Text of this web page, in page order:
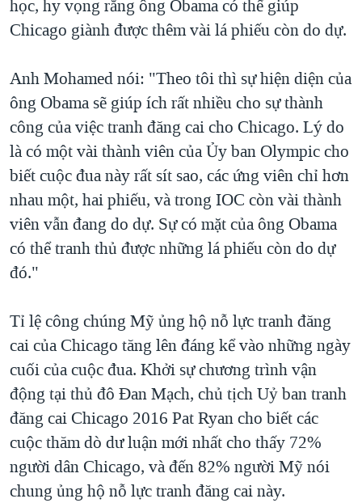
học, hy vọng rằng ông Obama có thể giúp
Chicago giành được thêm vài lá phiếu còn do dự.
Anh Mohamed nói: "Theo tôi thì sự hiện diện của
ông Obama sẽ giúp ích rất nhiều cho sự thành
công của việc tranh đăng cai cho Chicago. Lý do
là có một vài thành viên của Ủy ban Olympic cho
biết cuộc đua này rất sít sao, các ứng viên chỉ hơn
nhau một, hai phiếu, và trong IOC còn vài thành
viên vẫn đang do dự. Sự có mặt của ông Obama
có thể tranh thủ được những lá phiếu còn do dự
đó."
Tỉ lệ công chúng Mỹ ủng hộ nỗ lực tranh đăng
cai của Chicago tăng lên đáng kể vào những ngày
cuối của cuộc đua. Khởi sự chương trình vận
động tại thủ đô Đan Mạch, chủ tịch Uỷ ban tranh
đăng cai Chicago 2016 Pat Ryan cho biết các
cuộc thăm dò dư luận mới nhất cho thấy 72%
người dân Chicago, và đến 82% người Mỹ nói
chung ủng hộ nỗ lực tranh đăng cai này.